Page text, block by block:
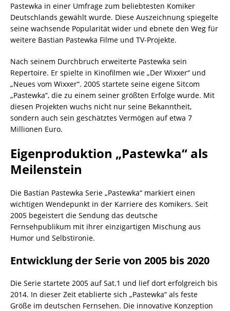
Pastewka in einer Umfrage zum beliebtesten Komiker
Deutschlands gewählt wurde. Diese Auszeichnung spiegelte
seine wachsende Popularität wider und ebnete den Weg für
weitere Bastian Pastewka Filme und TV-Projekte.
Nach seinem Durchbruch erweiterte Pastewka sein
Repertoire. Er spielte in Kinofilmen wie „Der Wixxer“ und
„Neues vom Wixxer“. 2005 startete seine eigene Sitcom
„Pastewka“, die zu einem seiner größten Erfolge wurde. Mit
diesen Projekten wuchs nicht nur seine Bekanntheit,
sondern auch sein geschätztes Vermögen auf etwa 7
Millionen Euro.
Eigenproduktion „Pastewka“ als
Meilenstein
Die Bastian Pastewka Serie „Pastewka“ markiert einen
wichtigen Wendepunkt in der Karriere des Komikers. Seit
2005 begeistert die Sendung das deutsche
Fernsehpublikum mit ihrer einzigartigen Mischung aus
Humor und Selbstironie.
Entwicklung der Serie von 2005 bis 2020
Die Serie startete 2005 auf Sat.1 und lief dort erfolgreich bis
2014. In dieser Zeit etablierte sich „Pastewka“ als feste
Größe im deutschen Fernsehen. Die innovative Konzeption